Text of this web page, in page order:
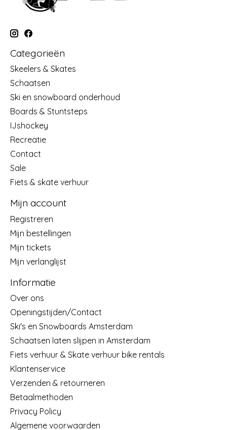
Categorieën
Skeelers & Skates
Schaatsen
Ski en snowboard onderhoud
Boards & Stuntsteps
IJshockey
Recreatie
Contact
Sale
Fiets & skate verhuur
Mijn account
Registreren
Mijn bestellingen
Mijn tickets
Mijn verlanglijst
Informatie
Over ons
Openingstijden/Contact
Ski's en Snowboards Amsterdam
Schaatsen laten slijpen in Amsterdam
Fiets verhuur & Skate verhuur bike rentals
Klantenservice
Verzenden & retourneren
Betaalmethoden
Privacy Policy
Algemene voorwaarden